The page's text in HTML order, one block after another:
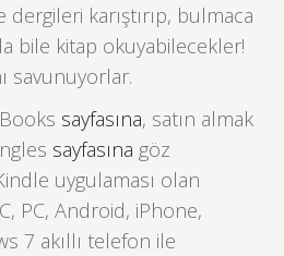
dergileri karıştırıp, bulmaca
bile kitap okuyabilecekler!
savunuyorlar.
sayfasına, satın almak
sayfasına göz
uygulaması olan
PC, Android, iPhone,
7 akıllı telefon ile